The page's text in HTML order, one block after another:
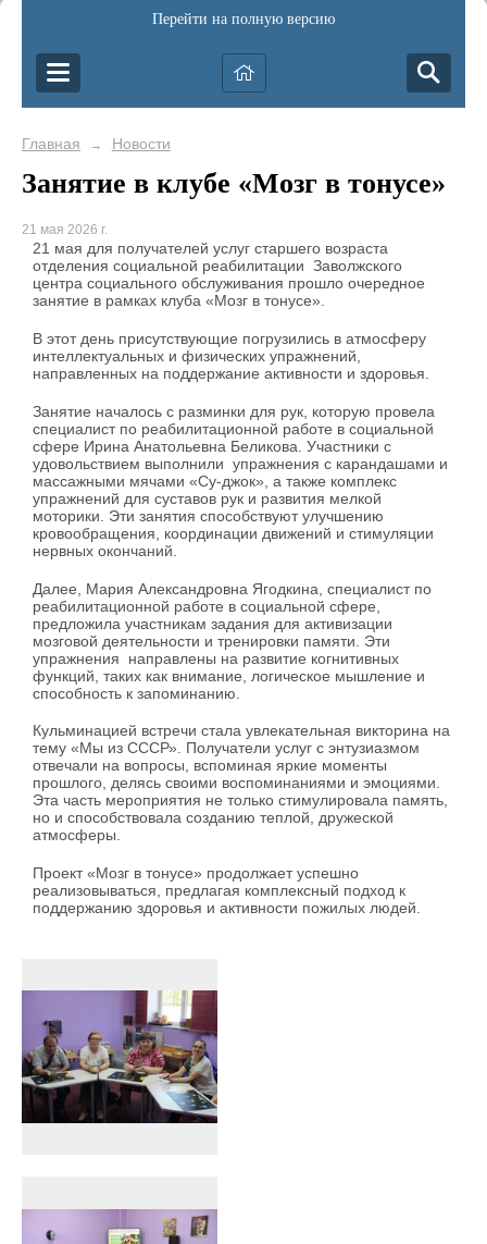
Перейти на полную версию
Главная → Новости
Занятие в клубе «Мозг в тонусе»
21 мая 2026 г.
21 мая для получателей услуг старшего возраста
отделения социальной реабилитации Заволжского
центра социального обслуживания прошло очередное
занятие в рамках клуба «Мозг в тонусе».
В этот день присутствующие погрузились в атмосферу
интеллектуальных и физических упражнений,
направленных на поддержание активности и здоровья.
Занятие началось с разминки для рук, которую провела
специалист по реабилитационной работе в социальной
сфере Ирина Анатольевна Беликова. Участники с
удовольствием выполнили упражнения с карандашами и
массажными мячами «Су-джок», а также комплекс
упражнений для суставов рук и развития мелкой
моторики. Эти занятия способствуют улучшению
кровообращения, координации движений и стимуляции
нервных окончаний.
Далее, Мария Александровна Ягодкина, специалист по
реабилитационной работе в социальной сфере,
предложила участникам задания для активизации
мозговой деятельности и тренировки памяти. Эти
упражнения направлены на развитие когнитивных
функций, таких как внимание, логическое мышление и
способность к запоминанию.
Кульминацией встречи стала увлекательная викторина на
тему «Мы из СССР». Получатели услуг с энтузиазмом
отвечали на вопросы, вспоминая яркие моменты
прошлого, делясь своими воспоминаниями и эмоциями.
Эта часть мероприятия не только стимулировала память,
но и способствовала созданию теплой, дружеской
атмосферы.
Проект «Мозг в тонусе» продолжает успешно
реализовываться, предлагая комплексный подход к
поддержанию здоровья и активности пожилых людей.